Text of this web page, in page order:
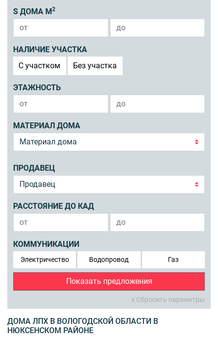
S ДОМА М 2
НАЛИЧИЕ УЧАСТКА
C участком
Без участка
ЭТАЖНОСТЬ
МАТЕРИАЛ ДОМА
ПРОДАВЕЦ
РАССТОЯНИЕ ДО КАД
КОММУНИКАЦИИ
Электричество Водопровод Газ
Показать предложения
x Сбросить параметры
ДОМА ЛПХ В ВОЛОГОДСКОЙ ОБЛАСТИ В
НЮКСЕНСКОМ РАЙОНЕ